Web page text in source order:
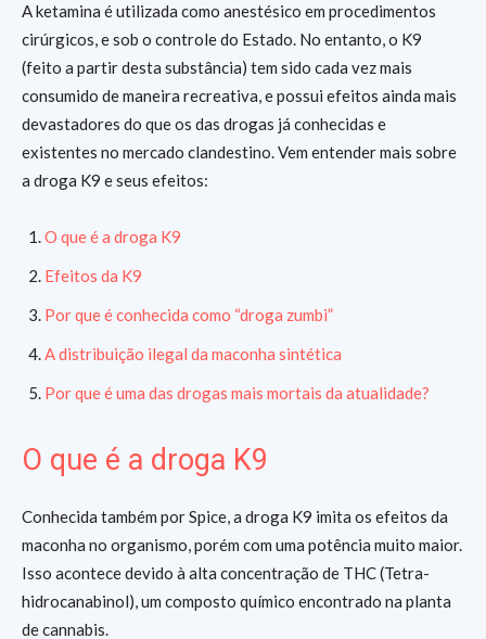
A ketamina é utilizada como anestésico em procedimentos
cirúrgicos, e sob o controle do Estado. No entanto, o K9
(feito a partir desta substância) tem sido cada vez mais
consumido de maneira recreativa, e possui efeitos ainda mais
devastadores do que os das drogas já conhecidas e
existentes no mercado clandestino. Vem entender mais sobre
a droga K9 e seus efeitos:
O que é a droga K9
Efeitos da K9
Por que é conhecida como “droga zumbi”
A distribuição ilegal da maconha sintética
Por que é uma das drogas mais mortais da atualidade?
O que é a droga K9
Conhecida também por Spice, a droga K9 imita os efeitos da
maconha no organismo, porém com uma potência muito maior.
Isso acontece devido à alta concentração de THC (Tetra-
hidrocanabinol), um composto químico encontrado na planta
de cannabis.